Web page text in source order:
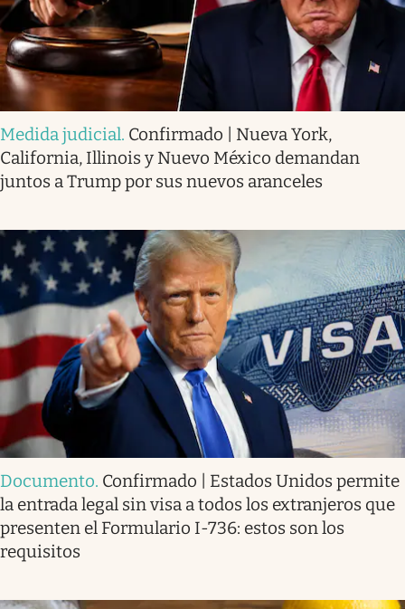
Medida judicial. Confirmado | Nueva York,
California, Illinois y Nuevo México demandan
juntos a Trump por sus nuevos aranceles
Documento. Confirmado | Estados Unidos permite
la entrada legal sin visa a todos los extranjeros que
presenten el Formulario I-736: estos son los
requisitos